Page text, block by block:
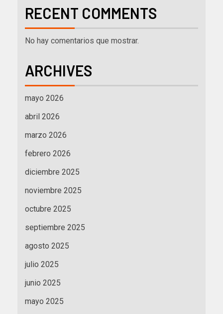
RECENT COMMENTS
No hay comentarios que mostrar.
ARCHIVES
mayo 2026
abril 2026
marzo 2026
febrero 2026
diciembre 2025
noviembre 2025
octubre 2025
septiembre 2025
agosto 2025
julio 2025
junio 2025
mayo 2025